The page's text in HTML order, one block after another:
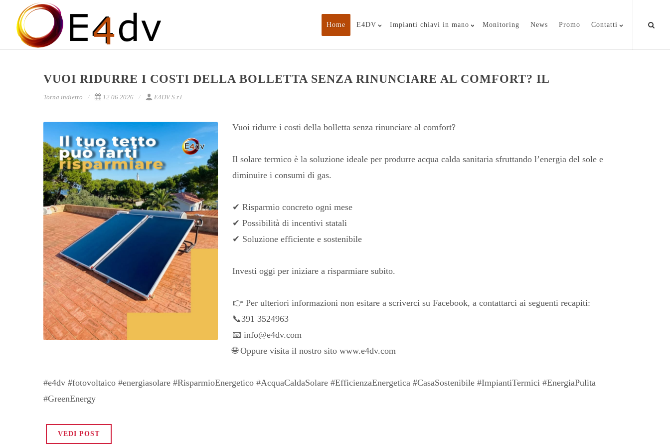
Home E4DV Impianti chiavi in mano Monitoring News Promo Contatti
VUOI RIDURRE I COSTI DELLA BOLLETTA SENZA RINUNCIARE AL COMFORT? IL
Torna indietro 12 06 2026 E4DV S.r.l.
Vuoi ridurre i costi della bolletta senza rinunciare al comfort?
Il solare termico è la soluzione ideale per produrre acqua calda sanitaria sfruttando l’energia del sole e
diminuire i consumi di gas.
✔ Risparmio concreto ogni mese
✔ Possibilità di incentivi statali
✔ Soluzione efficiente e sostenibile
Investi oggi per iniziare a risparmiare subito.
👉 Per ulteriori informazioni non esitare a scriverci su Facebook, a contattarci ai seguenti recapiti:
📞391 3524963
📧 info@e4dv.com
🌐 Oppure visita il nostro sito www.e4dv.com
#e4dv #fotovoltaico #energiasolare #RisparmioEnergetico #AcquaCaldaSolare #EfficienzaEnergetica #CasaSostenibile #ImpiantiTermici #EnergiaPulita
#GreenEnergy
VEDI POST